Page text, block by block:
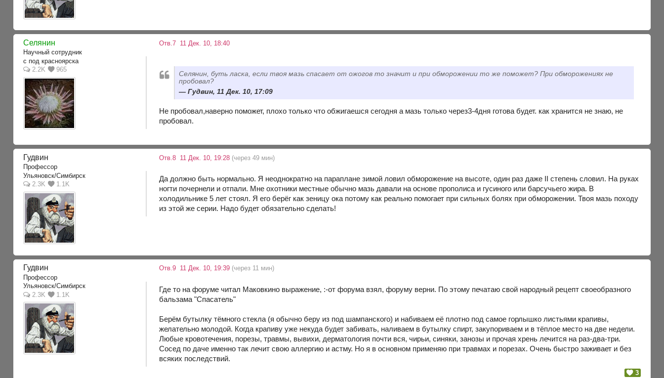
Селянин
Научный сотрудник
с под красноярска
2.2K
965
Отв.7 11 Дек. 10, 18:40
Селянин, буть ласка, если твоя мазь спасает от ожогов то значит и при обморожении то же поможет? При обморожениях не
пробовал?
Гудвин, 11 Дек. 10, 17:09
Не пробовал,наверно поможет, плохо только что обжигаешся сегодня а мазь только через3-4дня готова будет. как хранится не знаю, не
пробовал.
Гудвин
Профессор
Ульяновск/Симбирск
2.3K
1.1K
Отв.8 11 Дек. 10, 19:28 (через 49 мин)
Да должно быть нормально. Я неоднократно на параплане зимой ловил обморожение на высоте, один раз даже II степень словил. На руках
ногти почернели и отпали. Мне охотники местные обычно мазь давали на основе прополиса и гусиного или барсучьего жира. В
холодильнике 5 лет стоял. Я его берёг как зеницу ока потому как реально помогает при сильных болях при обморожении. Твоя мазь походу
из этой же серии. Надо будет обязательно сделать!
Гудвин
Профессор
Ульяновск/Симбирск
2.3K
1.1K
Отв.9 11 Дек. 10, 19:39 (через 11 мин)
Где то на форуме читал Маковкино выражение, :-от форума взял, форуму верни. По этому печатаю свой народный рецепт своеобразного
бальзама "Спасатель"
Берём бутылку тёмного стекла (я обычно беру из под шампанского) и набиваем её плотно под самое горлышко листьями крапивы,
желательно молодой. Когда крапиву уже некуда будет забивать, наливаем в бутылку спирт, закупориваем и в тёплое место на две недели.
Любые кровотечения, порезы, травмы, вывихи, дерматология почти вся, чирьи, синяки, занозы и прочая хрень лечится на раз-два-три.
Сосед по даче именно так лечит свою аллергию и астму. Но я в основном применяю при травмах и порезах. Очень быстро заживает и без
всяких последствий.
3